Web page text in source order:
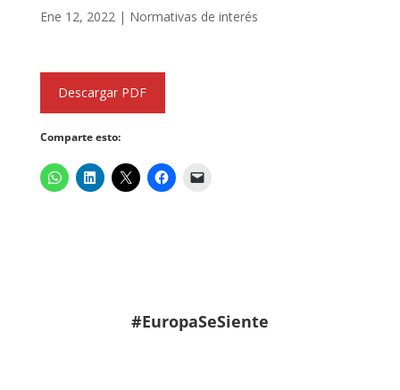
Ene 12, 2022| Normativas de interés
Descargar PDF
Comparte esto:
#EuropaSeSiente